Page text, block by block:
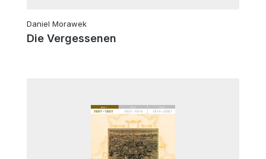
Daniel Morawek
Die Vergessenen